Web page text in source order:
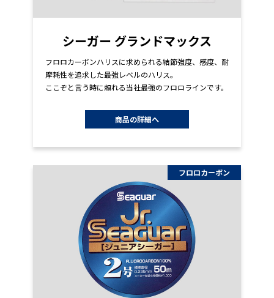
シーガー グランドマックス
フロロカーボンハリスに求められる結節強度、感度、耐
摩耗性を追求した最強レベルのハリス。
ここぞと言う時に頼れる当社最強のフロロラインです。
商品の詳細へ
フロロカーボン